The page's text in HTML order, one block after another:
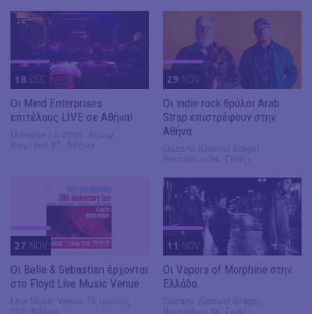
18 DEC
Οι Mind Enterprises
επιτέλους LIVE σε Αθήνα!
29 NOV
Οι indie rock θρύλοι Arab
Strap επιστρέφουν στην
Αθήνα
27 NOV
Οι Belle & Sebastian έρχονται
στο Floyd Live Music Venue
11 NOV
Οι Vapors of Morphine στην
Ελλάδα